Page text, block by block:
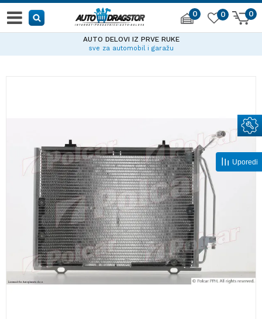
0 0
0
AUTO DELOVI IZ PRVE RUKE
sve za automobil i garažu
Uporedi